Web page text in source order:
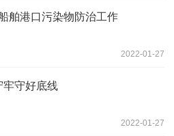
舶港口污染物防治工作
2022-01-27
牢守好底线
2022-01-27